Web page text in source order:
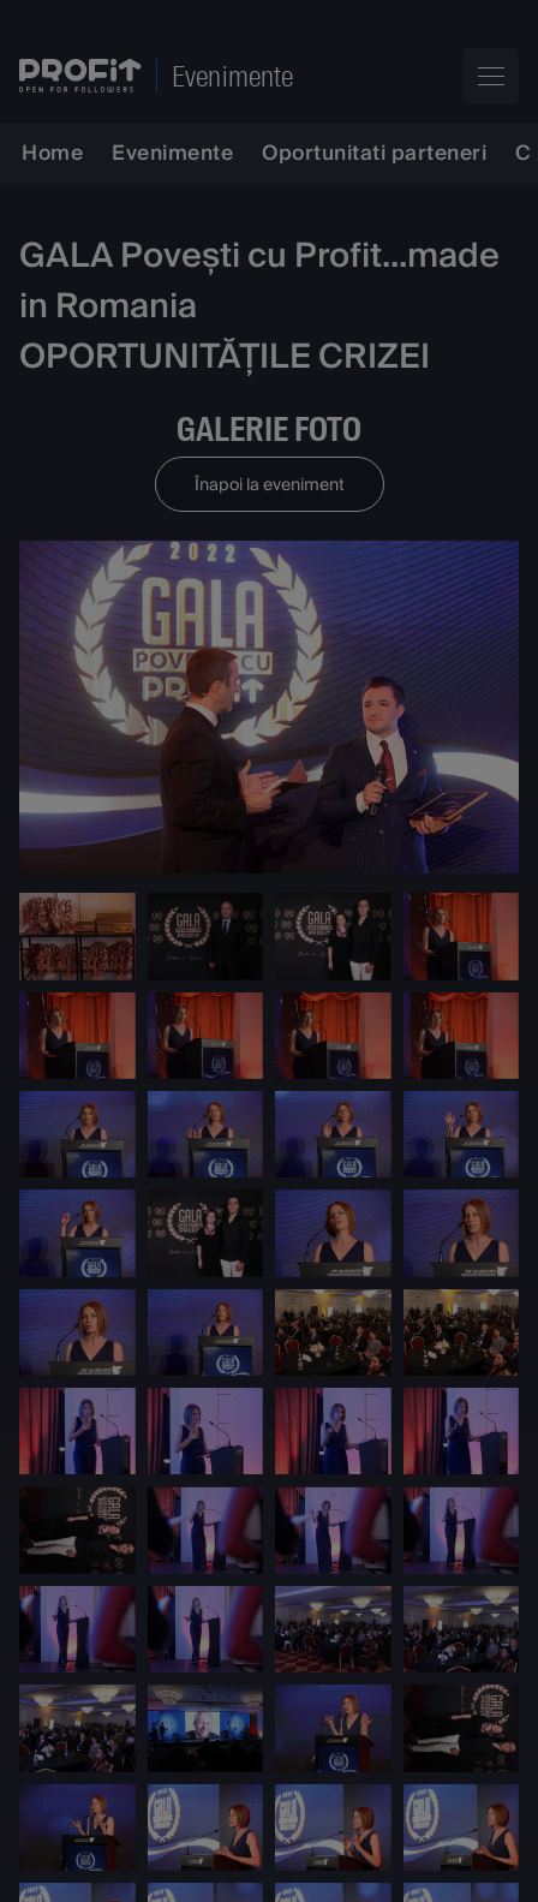
Evenimente
Home Evenimente Oportunitati parteneri
GALA Povești cu Profit...made
in Romania
OPORTUNITĂȚILE CRIZEI
GALERIE FOTO
Înapoi la eveniment